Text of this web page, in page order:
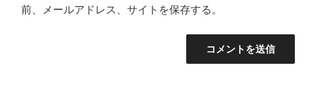
前、メールアドレス、サイトを保存する。